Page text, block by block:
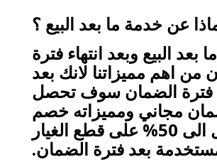
عن خدمة ما بعد البيع ؟
بعد البيع وبعد انتهاء فترة
من اهم مميزاتنا لانك بعد
فترة الضمان سوف تحصل
مجاني ومميزاته خصم
يصل الى 50% على قطع الغيار
بعد فترة الضمان.